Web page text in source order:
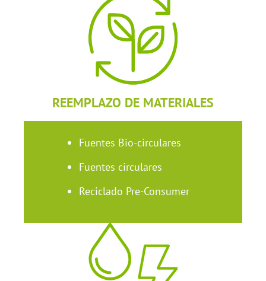
REEMPLAZO DE MATERIALES
Fuentes Bio-circulares
Fuentes circulares
Reciclado Pre-Consumer